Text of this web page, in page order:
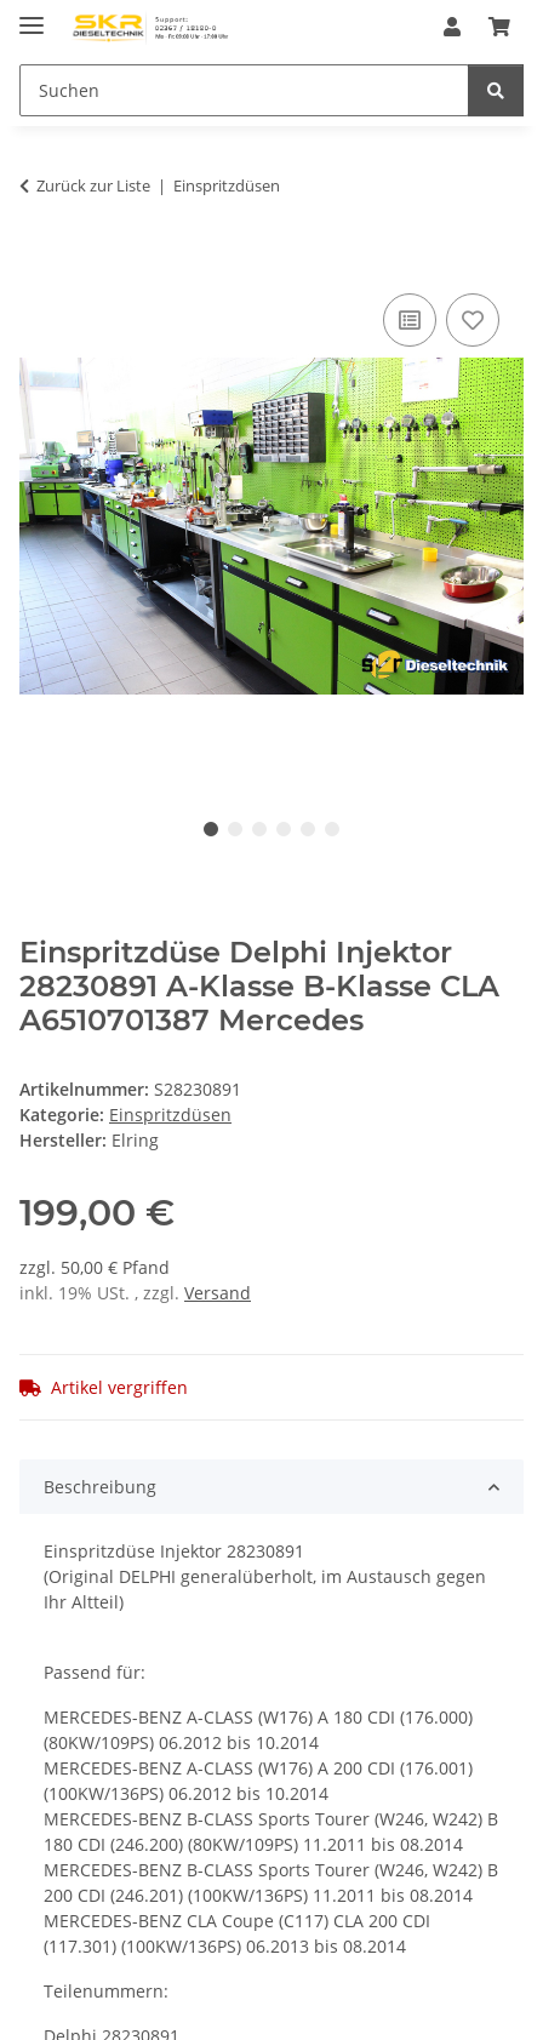
Zurück zur Liste Einspritzdüsen
Einspritzdüse Delphi Injektor
28230891 A-Klasse B-Klasse CLA
A6510701387 Mercedes
Artikelnummer: S28230891
Kategorie: Einspritzdüsen
Hersteller: Elring
199,00 €
zzgl. 50,00 € Pfand
inkl. 19% USt. , zzgl. Versand
Artikel vergriffen
Beschreibung
Einspritzdüse Injektor 28230891
(Original DELPHI generalüberholt, im Austausch gegen
Ihr Altteil)
Passend für:
MERCEDES-BENZ A-CLASS (W176) A 180 CDI (176.000)
(80KW/109PS) 06.2012 bis 10.2014
MERCEDES-BENZ A-CLASS (W176) A 200 CDI (176.001)
(100KW/136PS) 06.2012 bis 10.2014
MERCEDES-BENZ B-CLASS Sports Tourer (W246, W242) B
180 CDI (246.200) (80KW/109PS) 11.2011 bis 08.2014
MERCEDES-BENZ B-CLASS Sports Tourer (W246, W242) B
200 CDI (246.201) (100KW/136PS) 11.2011 bis 08.2014
MERCEDES-BENZ CLA Coupe (C117) CLA 200 CDI
(117.301) (100KW/136PS) 06.2013 bis 08.2014
Teilenummern: